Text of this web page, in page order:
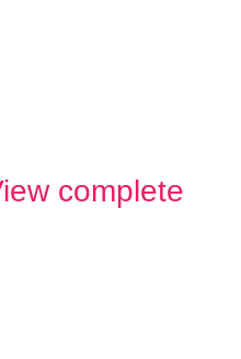
complete